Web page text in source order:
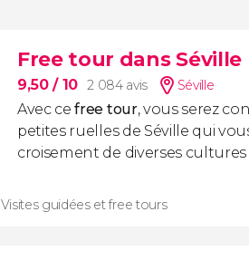
Free tour dans Séville
9,50/ 10 2 084 avis Séville
Avec cefree tour, vous serez
petites ruelles de Séville qui
croisement de diverses cultures
Visites guidées et free tours